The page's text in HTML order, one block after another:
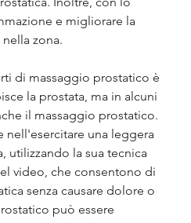
e migliorare la
zona.
di massaggio prostatico è
la prostata, ma in alcuni
il massaggio prostatico.
nell'esercitare una leggera
utilizzando la sua tecnica
video, che consentono di
senza causare dolore o
può essere